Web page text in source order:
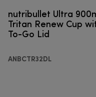
nutribullet Ultra
Tritan Renew Cup
To-Go Lid
ANBCTR32DL